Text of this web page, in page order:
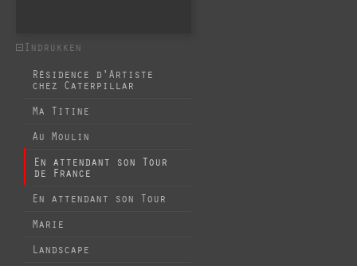
Indrukken
Résidence d'Artiste
chez Caterpillar
Ma Titine
Au Moulin
En attendant son Tour
de France
En attendant son Tour
Marie
Landscape